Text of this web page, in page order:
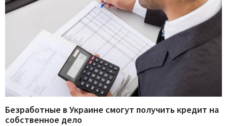
Безработные в Украине смогут получить кредит на
собственное дело